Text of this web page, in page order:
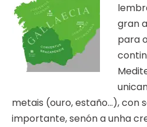
gran
para
metais (ouro, estaño…), con
importante, senón a unha